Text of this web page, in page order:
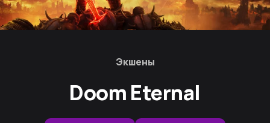
Экшены
Doom Eternal